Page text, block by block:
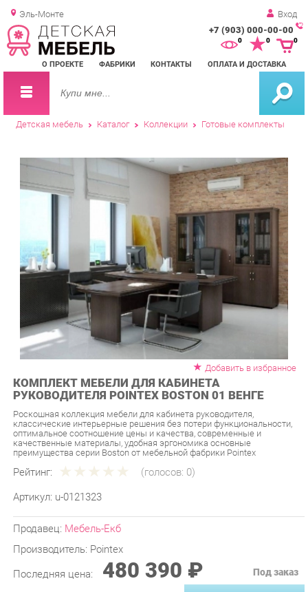
Эль-Монте Вход
+7 (903) 000-00-00
О ПРОЕКТЕ ФАБРИКИ КОНТАКТЫ ОПЛАТА И ДОСТАВКА
0 0
Детская мебель Каталог Коллекции Готовые комплекты
КОМПЛЕКТ МЕБЕЛИ ДЛЯ КАБИНЕТА
РУКОВОДИТЕЛЯ POINTEX BOSTON 01 ВЕНГЕ
Роскошная коллекция мебели для кабинета руководителя,
оптимальное соотношение цены и качества, современные и
качественные материалы, удобная эргономика основные
преимущества серии Boston от мебельной фабрики Pointex
Рейтинг: (голосов:0)
Артикул: u-0121323
Производитель:Pointex
Последняя цена: 480 390 ₽
- ЗАКАЗАТЬ